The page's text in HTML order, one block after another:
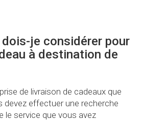
je considérer pour
à destination de
de livraison de cadeaux que
devez effectuer une recherche
le service que vous avez